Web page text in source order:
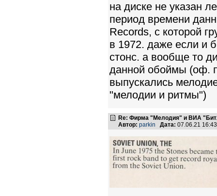
на диске не указан
период времени
Records, с которой
в 1972. даже если и
стонс. а вообще то
данной обоймы (оф.
выпускались
"мелодии и ритмы")
Re: Фирма "Мелодия" и ВИА
Автор: parkin Дата: 07.06.21